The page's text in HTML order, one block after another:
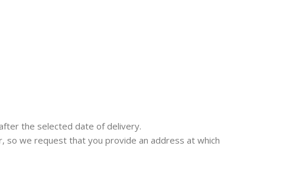
the selected date of delivery.
so we request that you provide an address at which